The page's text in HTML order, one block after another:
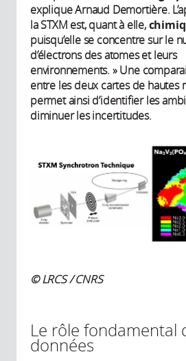
explique Arnaud Demortière.
la STXM est, quant à elle,
puisqu’elle se concentre sur le
d’électrons des atomes et leurs
environnements. » Une
entre les deux cartes de hautes
permet ainsi d’identifier les
diminuer les incertitudes.
© LRCS / CNRS
Le rôle fondamental
données